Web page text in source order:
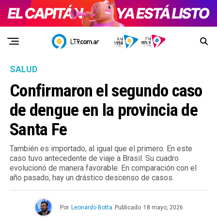
SALUD
Confirmaron el segundo caso
de dengue en la provincia de
Santa Fe
También es importado, al igual que el primero. En este
caso tuvo antecedente de viaje a Brasil. Su cuadro
evolucionó de manera favorable. En comparación con el
año pasado, hay un drástico descenso de casos.
Por Leonardo Botta Publicado 18 mayo, 2026